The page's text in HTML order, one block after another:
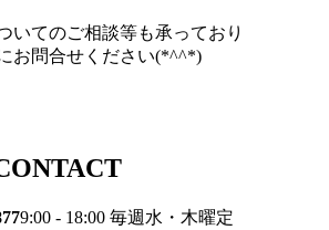
いてのご相談等も承っており
お問合せください(*^^*)
9:00 - 18:00 毎週水・木曜定